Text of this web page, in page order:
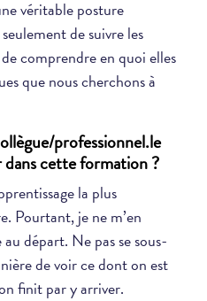
véritable posture
de suivre les
comprendre en quoi elles
que nous cherchons à
professionnel.le
dans cette formation ?
la plus
Pourtant, je ne m’en
départ. Ne pas se sous-
de voir ce dont on est
finit par y arriver.